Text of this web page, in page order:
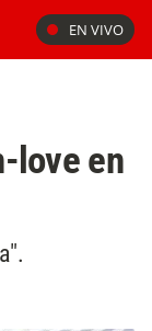
EN VIVO
love en